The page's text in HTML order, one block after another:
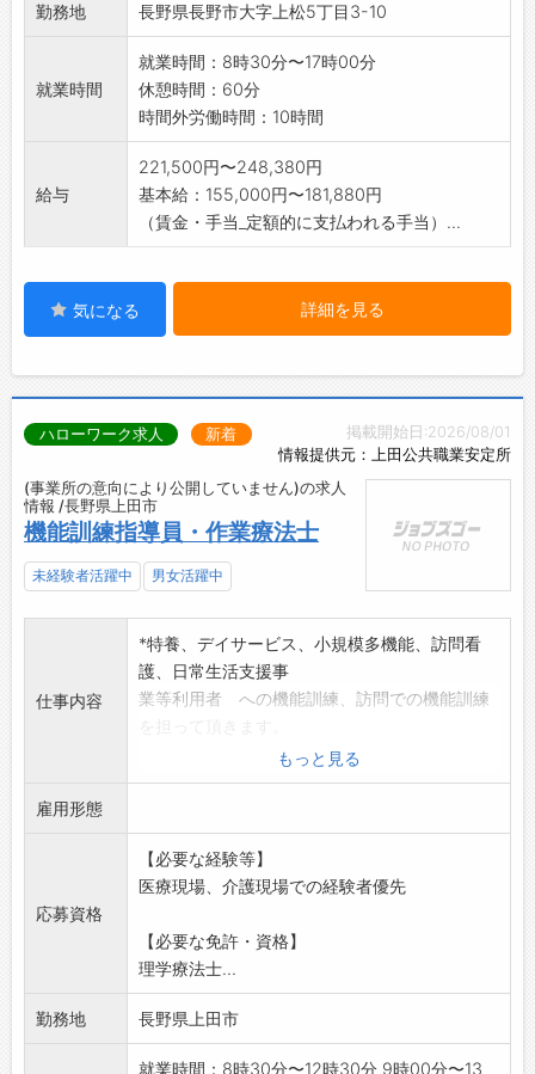
勤務地 長野県長野市大字上松5丁目3-10
就業時間
就業時間：8時30分〜17時00分
休憩時間：60分
時間外労働時間：10時間
給与
221,500円〜248,380円
基本給：155,000円〜181,880円
（賃金・手当_定額的に支払われる手当）...
気になる 詳細を見る
掲載開始日:2026/08/01
情報提供元：上田公共職業安定所
ハローワーク求人 新着
(事業所の意向により公開していません)の求人
情報 /長野県上田市
機能訓練指導員・作業療法士
未経験者活躍中 男女活躍中
仕事内容
*特養、デイサービス、小規模多機能、訪問看
護、日常生活支援事
業等利用者 への機能訓練、訪問での機能訓練
もっと見る
雇用形態
応募資格
【必要な経験等】
医療現場、介護現場での経験者優先
【必要な免許・資格】
理学療法士...
勤務地 長野県上田市
就業時間：8時30分〜12時30分 9時00分〜13